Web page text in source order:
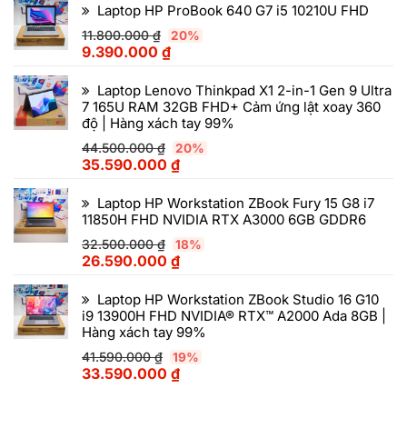
Laptop HP ProBook 640 G7 i5 10210U FHD
11.800.000₫ 20%
9.390.000 ₫
Laptop Lenovo Thinkpad X1 2-in-1 Gen 9 Ultra
7 165U RAM 32GB FHD+ Cảm ứng lật xoay 360
độ | Hàng xách tay 99%
44.500.000₫ 20%
35.590.000 ₫
Laptop HP Workstation ZBook Fury 15 G8 i7
11850H FHD NVIDIA RTX A3000 6GB GDDR6
32.500.000₫ 18%
26.590.000 ₫
Laptop HP Workstation ZBook Studio 16 G10
i9 13900H FHD NVIDIA® RTX™ A2000 Ada 8GB |
Hàng xách tay 99%
41.590.000₫ 19%
33.590.000 ₫